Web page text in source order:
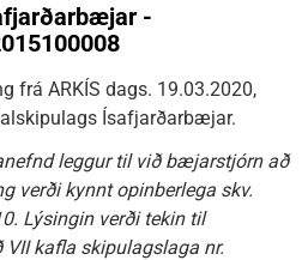
-
frá ARKÍS dags. 19.03.2020,
Ísafjarðarbæjar.
leggur til við bæjarstjórn að
verði kynnt opinberlega skv.
Lýsingin verði tekin til
kafla skipulagslaga nr.